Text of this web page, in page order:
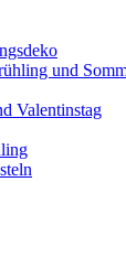
und
Valentinstag